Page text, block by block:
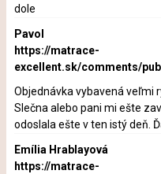
dole
Pavol
https://matrace-
excellent.sk/comments/
Objednávka vybavená veľmi
Slečna alebo pani mi ešte
odoslala ešte v ten istý deň.
Emília Hrablayová
https://matrace-